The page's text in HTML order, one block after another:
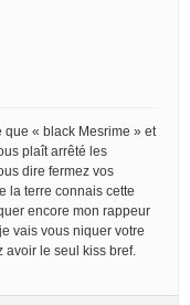
que « black Mesrime » et
plaît arrêté les
dire fermez vos
la terre connais cette
encore mon rappeur
vais vous niquer votre
le seul kiss bref.